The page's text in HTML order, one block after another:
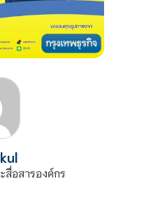
สื่อสารองค์กร